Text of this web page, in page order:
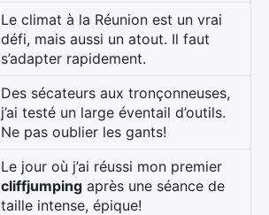
Le climat à la Réunion est un vrai
défi, mais aussi un atout. Il faut
s’adapter rapidement.
Des sécateurs aux tronçonneuses,
j’ai testé un large éventail d’outils.
Ne pas oublier les gants!
Le jour où j’ai réussi mon premier
cliffjumping après une séance de
taille intense, épique!